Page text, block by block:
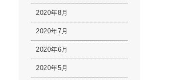
2020年8月
2020年7月
2020年6月
2020年5月